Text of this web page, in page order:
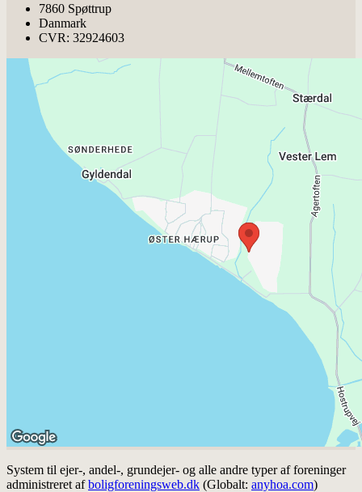
7860 Spøttrup
Danmark
CVR: 32924603
System til ejer-, andel-, grundejer- og alle andre typer af foreninger
administreret afboligforeningsweb.dk (Globalt: anyhoa.com)